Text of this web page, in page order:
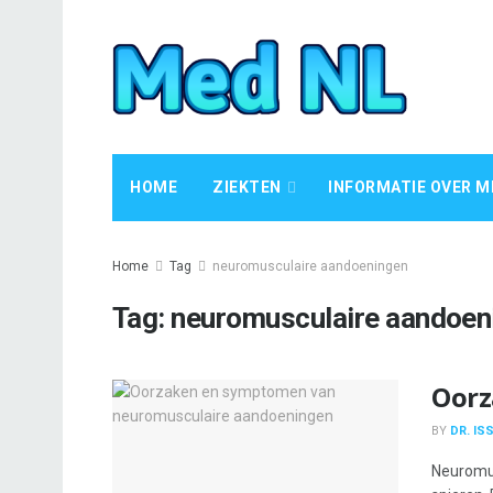
HOME ZIEKTEN INFORMATIE OVER
Home Tag neuromusculaire aandoeningen
Tag: neuromusculaire
BY DR.